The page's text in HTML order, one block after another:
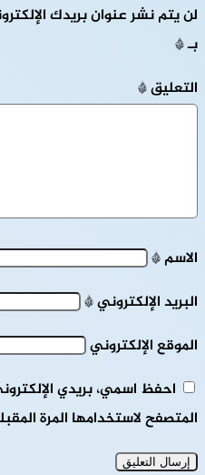
لن يتم نشر عنوان بريدك
بـ*
التعليق*
الاسم*
البريد الإلكتروني*
الموقع الإلكتروني
احفظ اسمي، بريدي
المتصفح لاستخدامها المرة